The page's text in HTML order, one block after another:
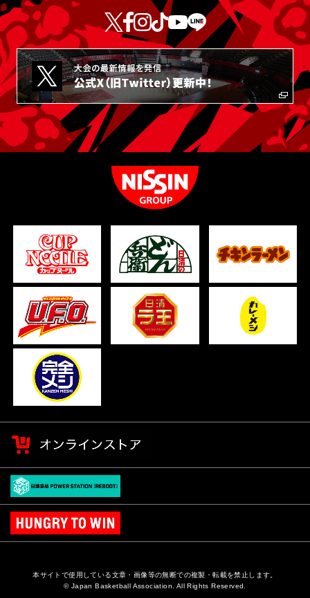
本サイトで使用している文章・画像等の無断での複製・転載を禁止します。
© Japan Basketball Association. All Rights Reserved.